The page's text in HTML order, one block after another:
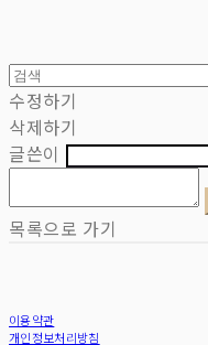
수정하기
삭제하기
글쓴이
목록으로 가기
이용약관
개인정보처리방침